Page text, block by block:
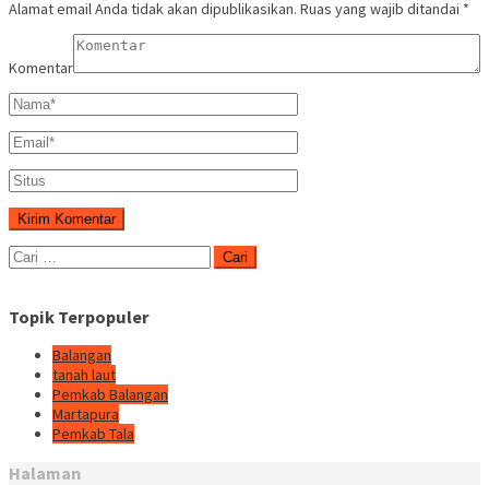
Alamat email Anda tidak akan dipublikasikan. Ruas yang wajib ditandai *
Komentar
Cari
untuk:
Topik Terpopuler
Balangan
tanah laut
Pemkab Balangan
Martapura
Pemkab Tala
Halaman